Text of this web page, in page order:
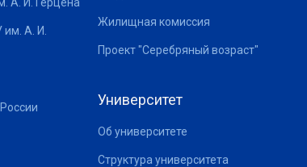
А. И.
Жилищная комиссия
Проект "Серебряный возраст"
Университет
Об университете
Структура университета